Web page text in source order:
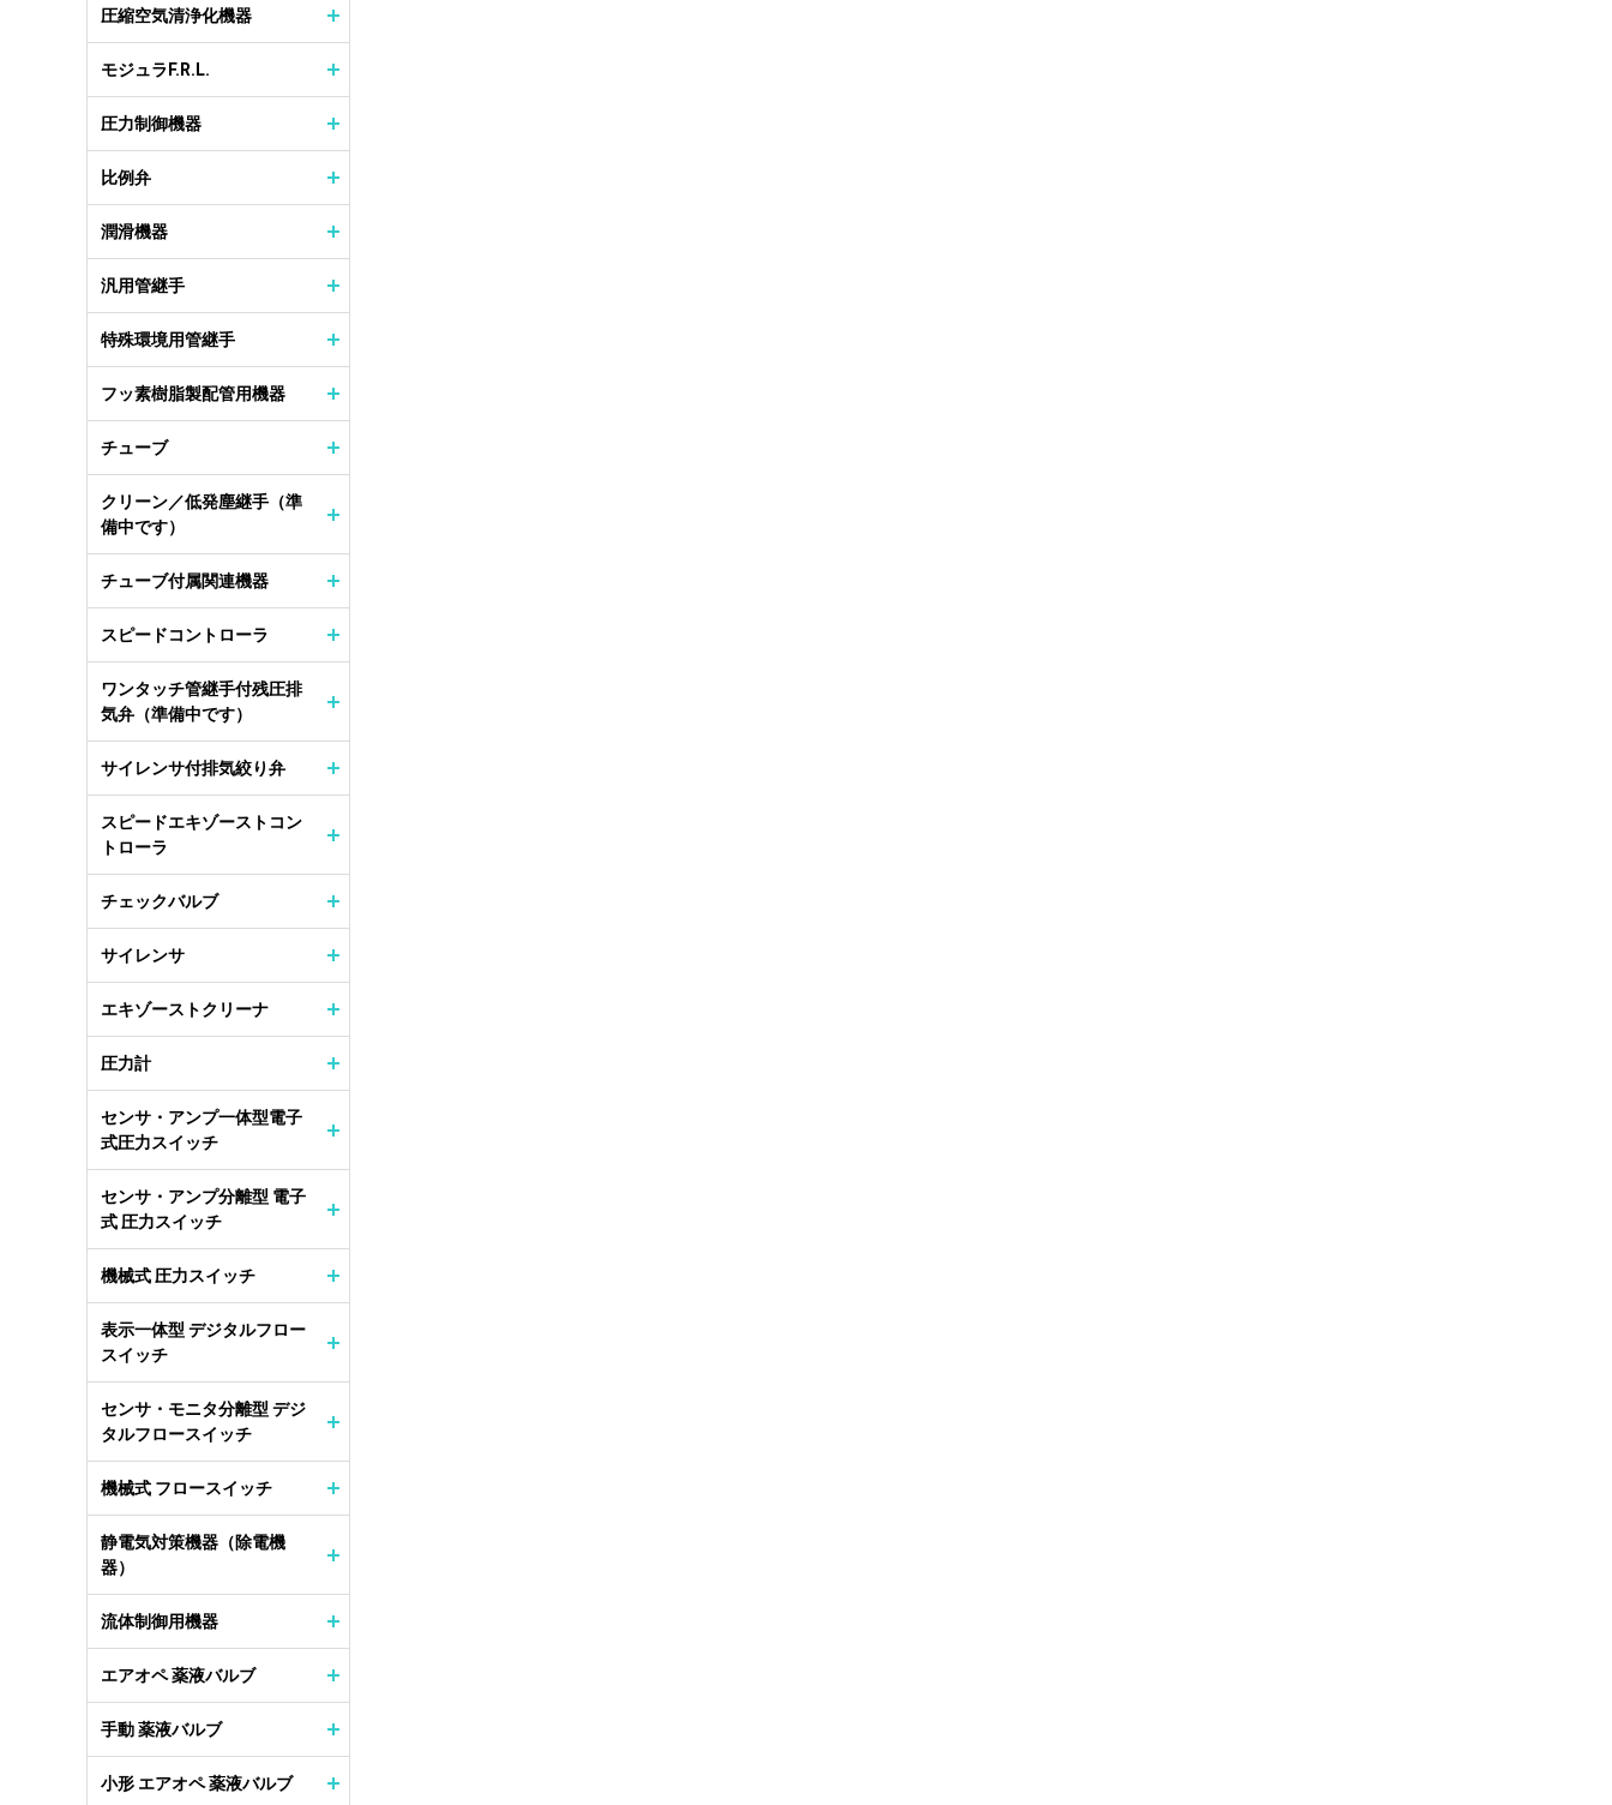
圧縮空気清浄化機器
モジュラF.R.L.
圧力制御機器
比例弁
潤滑機器
汎用管継手
特殊環境用管継手
フッ素樹脂製配管用機器
チューブ
クリーン／低発塵継手（準
備中です）
チューブ付属関連機器
スピードコントローラ
ワンタッチ管継手付残圧排
気弁（準備中です）
サイレンサ付排気絞り弁
スピードエキゾーストコン
トローラ
チェックバルブ
サイレンサ
エキゾーストクリーナ
圧力計
センサ・アンプ一体型電子
式圧力スイッチ
センサ・アンプ分離型 電子
式 圧力スイッチ
機械式 圧力スイッチ
表示一体型 デジタルフロー
スイッチ
センサ・モニタ分離型 デジ
タルフロースイッチ
機械式 フロースイッチ
静電気対策機器（除電機
器）
流体制御用機器
エアオペ 薬液バルブ
手動 薬液バルブ
小形 エアオペ 薬液バルブ